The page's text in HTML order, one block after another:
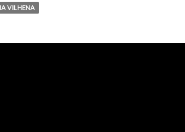
VILHENA